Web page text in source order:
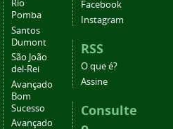
Rio
Pomba
Santos
Dumont
São João
del-Rei
Avançado
Bom
Sucesso
Avançado
Facebook
Instagram
RSS
O que é?
Assine
Consulte